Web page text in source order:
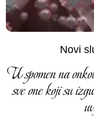
Novi
U spomen na
sve one koji su